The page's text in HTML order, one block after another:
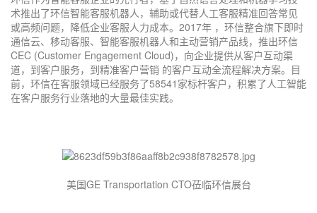
术推出了环信智能客服机器人，辅助或代替人工客服精准回答常见
或高频问题，降低企业客服人力成本。2017年 ，环信整合旗下即时
通信云、移动客服、智能客服机器人和主动营销产品线，推出环信
CEC (Customer Engagement Cloud)，向企业提供从客户互动渠
道，到客户服务，到精准客户营销 的客户互动全流程解决方案。目
前，环信在客服领域已经服务了58541家标杆客户，积累了人工智能
在客户服务行业落地的大量最佳实践。
美国GE Transportation CTO莅临环信展台